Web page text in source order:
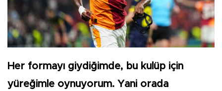
Her formayı giydiğimde, bu kulüp için
yüreğimle oynuyorum. Yani orada